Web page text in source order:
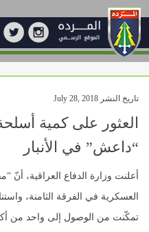
تاريخ النشر July 28, 2018
العثور على كمية
“داعش” في الأنبار
أعلنت وزارة الدفاع العراقية، أنّ
العسكرية في الفرقة الثامنة،
تمكّنت من الوصول إلى واحد من